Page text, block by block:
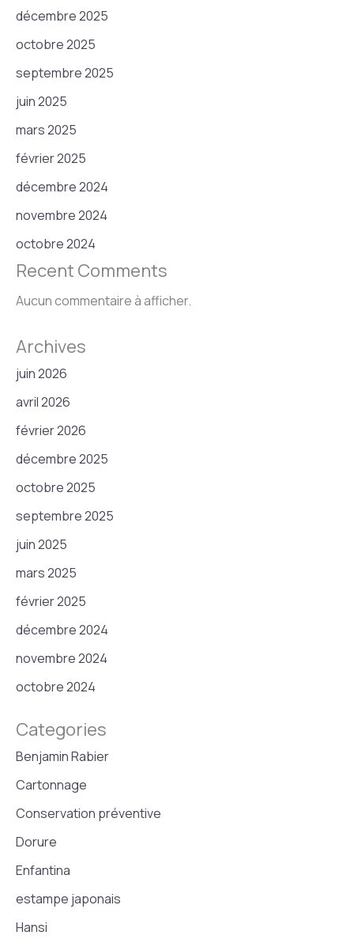
décembre 2025
octobre 2025
septembre 2025
juin 2025
mars 2025
février 2025
décembre 2024
novembre 2024
octobre 2024
Recent Comments
Aucun commentaire à afficher.
Archives
juin 2026
avril 2026
février 2026
décembre 2025
octobre 2025
septembre 2025
juin 2025
mars 2025
février 2025
décembre 2024
novembre 2024
octobre 2024
Categories
Benjamin Rabier
Cartonnage
Conservation préventive
Dorure
Enfantina
estampe japonais
Hansi